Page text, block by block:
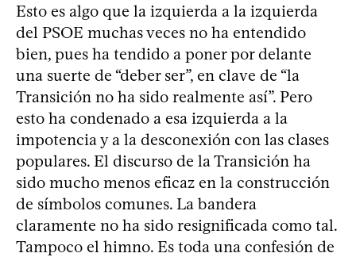
Esto es algo que la izquierda a la izquierda
del PSOE muchas veces no ha entendido
bien, pues ha tendido a poner por delante
una suerte de “deber ser”, en clave de “la
Transición no ha sido realmente así”. Pero
esto ha condenado a esa izquierda a la
impotencia y a la desconexión con las clases
populares. El discurso de la Transición ha
sido mucho menos eficaz en la construcción
de símbolos comunes. La bandera
claramente no ha sido resignificada como tal.
Tampoco el himno. Es toda una confesión de